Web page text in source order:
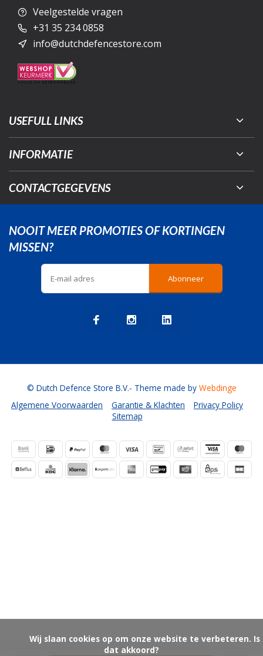
Veelgestelde vragen
+31 35 234 0858
info@dutchdefencestore.com
USEFULL LINKS
INFORMATIE
CONTACTGEGEVENS
NOOIT MEER PROMOTIES OF KORTINGEN
MISSEN?
Abonneer
Algemene Voorwaarden Garantie & Klachten
Privacy Policy
Sitemap
© Dutch Defence Store B.V.- Theme made by Webdinge
dat akkoord?